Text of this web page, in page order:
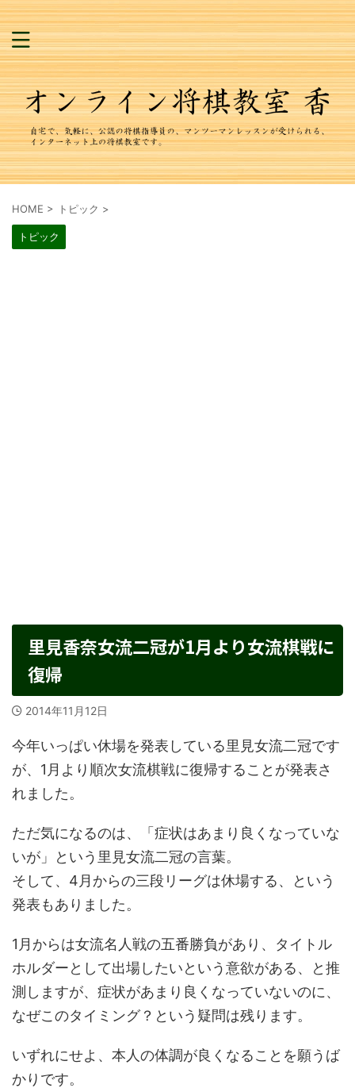
HOME > トピック >
トピック
里見香奈女流二冠が1月より女流棋戦に
復帰
2014年11月12日
今年いっぱい休場を発表している里見女流二冠です
が、1月より順次女流棋戦に復帰することが発表さ
れました。
ただ気になるのは、「症状はあまり良くなっていな
いが」という里見女流二冠の言葉。
そして、4月からの三段リーグは休場する、という
発表もありました。
1月からは女流名人戦の五番勝負があり、タイトル
ホルダーとして出場したいという意欲がある、と推
測しますが、症状があまり良くなっていないのに、
なぜこのタイミング？という疑問は残ります。
いずれにせよ、本人の体調が良くなることを願うば
かりです。